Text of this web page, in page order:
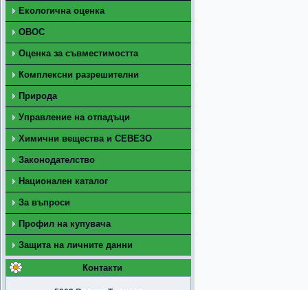
Екологична оценка
ОВОС
Оценка за съвместимостта
Комплексни разрешителни
Природа
Управление на отпадъци
Химични вещества и СЕВЕЗО
Законодателство
Национален каталог
За въпроси
Профил на купувача
Защита на личните данни
Контакти